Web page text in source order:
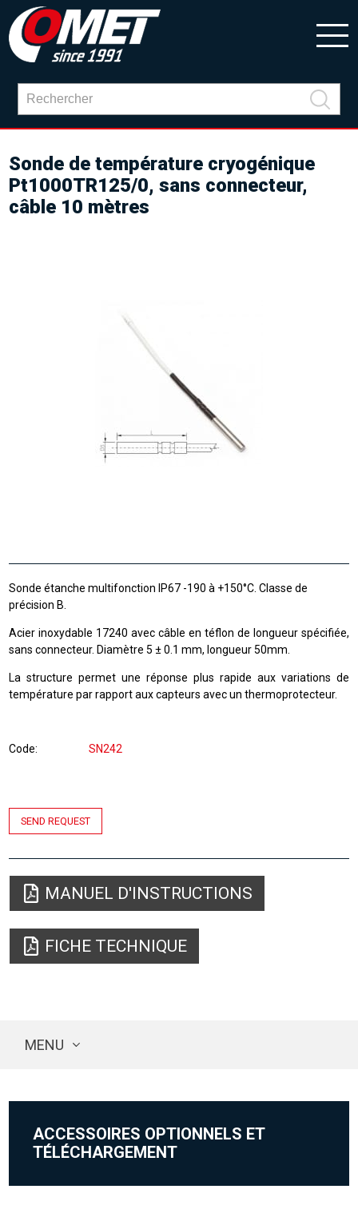
Sonde de température cryogénique
Pt1000TR125/0, sans connecteur,
câble 10 mètres
Sonde étanche multifonction IP67 -190 à +150°C. Classe de
précision B.
Acier inoxydable 17240 avec câble en téflon de longueur spécifiée,
sans connecteur. Diamètre 5 ± 0.1 mm, longueur 50mm.
La structure permet une réponse plus rapide aux variations de
température par rapport aux capteurs avec un thermoprotecteur.
Code SN242
SEND REQUEST
MANUEL D'INSTRUCTIONS
FICHE TECHNIQUE
MENU
ACCESSOIRES OPTIONNELS ET
TÉLÉCHARGEMENT